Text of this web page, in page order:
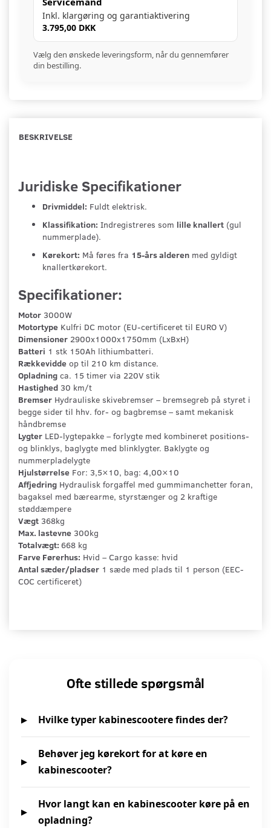
Inkl. klargøring og garantiaktivering
3.795,00 DKK
Vælg den ønskede leveringsform, når du gennemfører
din bestilling.
BESKRIVELSE
Juridiske Specifikationer
Drivmiddel: Fuldt elektrisk.
Klassifikation: Indregistreres som lille knallert (gul
nummerplade).
Kørekort: Må føres fra 15-års alderen med gyldigt
knallertkørekort.
Specifikationer:
Motor 3000W
Motortype Kulfri DC motor (EU-certificeret til EURO V)
Dimensioner 2900x1000x1750mm (LxBxH)
Batteri 1 stk 150Ah lithiumbatteri.
Rækkevidde op til 210 km distance.
Opladning ca. 15 timer via 220V stik
Hastighed 30 km/t
Bremser Hydrauliske skivebremser – bremsegreb på styret i
begge sider til hhv. for- og bagbremse – samt mekanisk
håndbremse
Lygter LED-lygtepakke – forlygte med kombineret positions-
og blinklys, baglygte med blinklygter. Baklygte og
nummerpladelygte
Hjulstørrelse For: 3,5×10, bag: 4,00×10
Affjedring Hydraulisk forgaffel med gummimanchetter foran,
bagaksel med bærearme, styrstænger og 2 kraftige
støddæmpere
Vægt 368kg
Max. lastevne 300kg
Totalvægt: 668 kg
Farve Førerhus: Hvid – Cargo kasse: hvid
Antal sæder/pladser 1 sæde med plads til 1 person (EEC-
COC certificeret)
Ofte stillede spørgsmål
Hvilke typer kabinescootere findes der?
Behøver jeg kørekort for at køre en
kabinescooter?
Hvor langt kan en kabinescooter køre på en
opladning?